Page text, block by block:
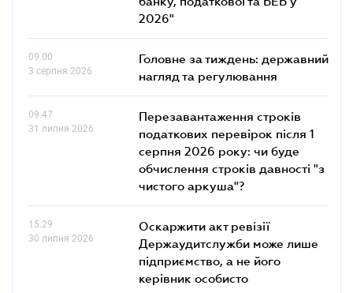
2026"
09.00
3 серпня 2026
Головне за тиждень: державний
нагляд та регулювання
09.47
31 липня 2026
Перезавантаження строків
податкових перевірок після 1
серпня 2026 року: чи буде
обчислення строків давності "з
чистого аркуша"?
15.29
30 липня 2026
Оскаржити акт ревізії
Держаудитслужби може лише
підприємство, а не його
керівник особисто